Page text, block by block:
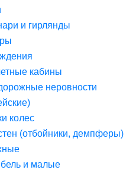
и гирлянды
кабины
неровности
колес
(отбойники, демпферы)
и малые